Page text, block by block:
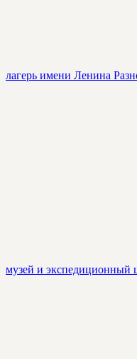
лагерь имени Ленина
музей и экспедиционный